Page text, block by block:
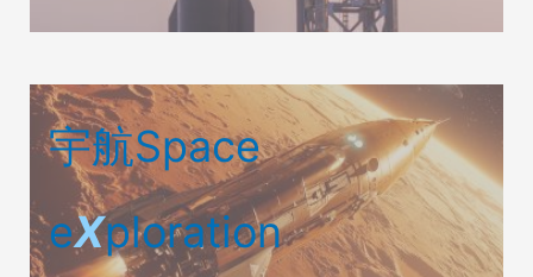
宇航Space
eXploration